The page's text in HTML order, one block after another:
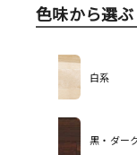
色味から選ぶ
白系
黒・ダー